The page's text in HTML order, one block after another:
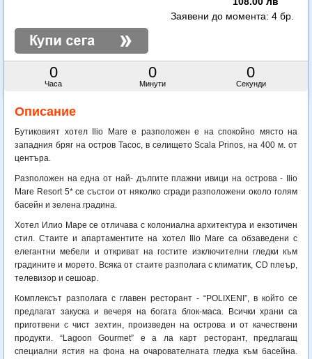
0
Часа
0
Минути
0
Секунди
Заявени до момента: 4 бр.
Описание
Бутиковият хотел Ilio Mare e разположен е на спокойно място на
западния бряг на остров Тасос, в селището Scala Prinos, на 400 м. от
центъра.
Разположен на една от най- дългите плажни ивици на острова - Ilio
Mare Resort 5* се състои от няколко сгради разположени около голям
басейн и зелена градина.
Хотел Илио Маре се отличава с колониална архитектура и екзотичен
стил. Стаите и апартаментите на хотел Ilio Mare са обзаведени с
елегантни мебели и откриват на гостите изключителни гледки към
градините и морето. Всяка от стаите разполага с климатик, CD плеър,
телевизор и сешоар.
Комплексът разполага с главен ресторант - “POLIXENI”, в който се
предлагат закуска и вечеря на богатa блок-маса. Всички храни са
приготвени с чист зехтин, произведен на острова и от качествени
продукти. “Lagoon Gourmet” е а ла карт ресторант, предлагащ
специални ястия на фона на очарователната гледка към басейна.